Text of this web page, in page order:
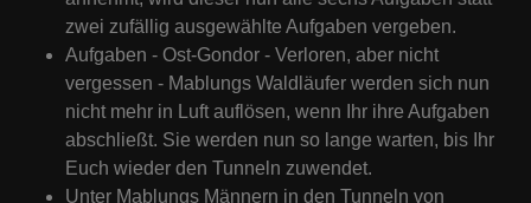
zwei zufällig ausgewählte Aufgaben vergeben.
Aufgaben - Ost-Gondor - Verloren, aber nicht
vergessen - Mablungs Waldläufer werden sich nun
nicht mehr in Luft auflösen, wenn Ihr ihre Aufgaben
abschließt. Sie werden nun so lange warten, bis Ihr
Euch wieder den Tunneln zuwendet.
Unter Mablungs Männern in den Tunneln von